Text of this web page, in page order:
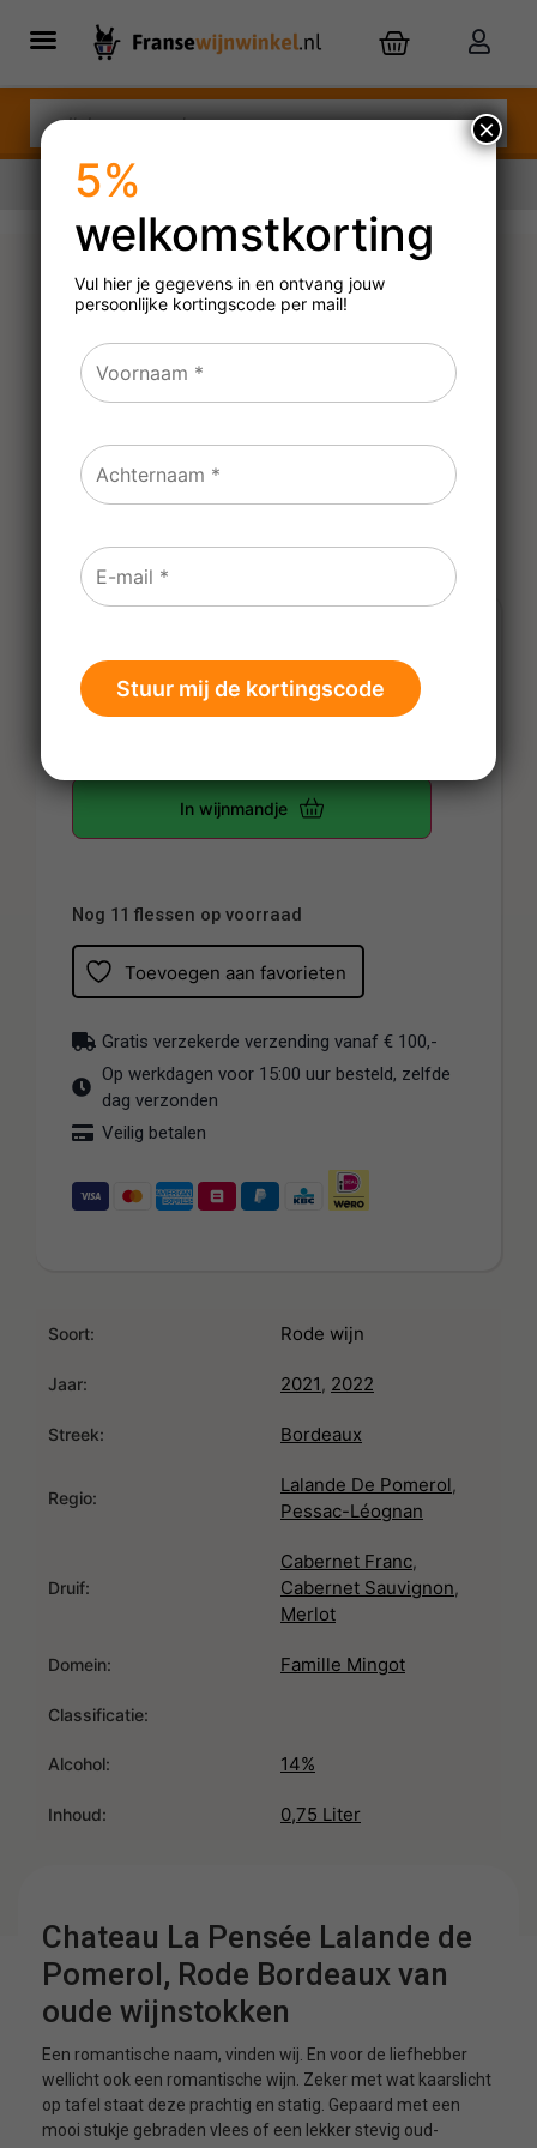
Chateau La Pensée
Lalande de Pomerol
2021, 2022
€21,79
Prijs per fles
In wijnmandje
Nog 11 flessen op voorraad
Toevoegen aan favorieten
Gratis verzekerde verzending vanaf € 100,-
Op werkdagen voor 15:00 uur besteld, zelfde
dag verzonden
Veilig betalen
Soort: Rode wijn
Jaar: 2021 , 2022
Streek: Bordeaux
Regio:
Lalande De Pomerol,
Pessac-Léognan
Druif:
Cabernet Franc,
Cabernet Sauvignon,
Merlot
Domein: Famille Mingot
Classificatie:
Alcohol: 14%
Inhoud: 0,75 Liter
Chateau La Pensée Lalande de
Pomerol, Rode Bordeaux van
oude wijnstokken
Een romantische naam, vinden wij. En voor de liefhebber
wellicht ook een romantische wijn. Zeker met wat kaarslicht
op tafel staat deze prachtig en statig. Gepaard met een
mooi stukje gebraden vlees of een lekker stevig oud-
5%
welkomstkorting
Vul hier je gegevens in en ontvang jouw
persoonlijke kortingscode per mail!
×